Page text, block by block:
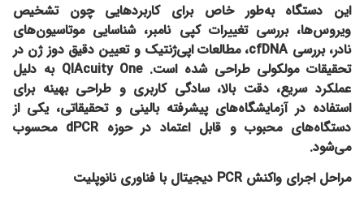
این دستگاه به‌طور خاص برای کاربردهایی چون تشخیص
ویروس‌ها، بررسی تغییرات کپی نامبر، شناسایی موتاسیون‌های
نادر، بررسی cfDNA، مطالعات اپی‌ژنتیک و تعیین دقیق دوز ژن در
تحقیقات مولکولی طراحی شده است. QIAcuity One به دلیل
عملکرد سریع، دقت بالا، سادگی کاربری و طراحی بهینه برای
استفاده در آزمایشگاه‌های پیشرفته بالینی و تحقیقاتی، یکی از
دستگاه‌های محبوب و قابل اعتماد در حوزه dPCR محسوب
می‌شود.
مراحل اجرای واکنش PCR دیجیتال با فناوری نانوپلیت